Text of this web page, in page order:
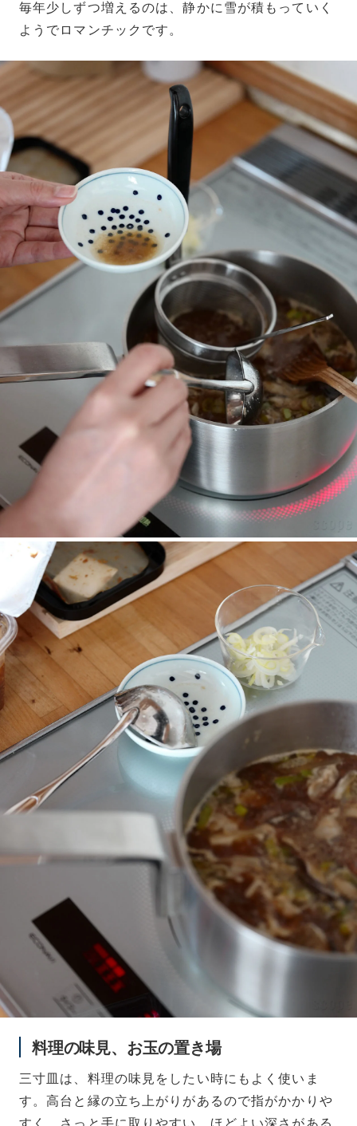
毎年少しずつ増えるのは、静かに雪が積もっていく
ようでロマンチックです。
料理の味見、お玉の置き場
三寸皿は、料理の味見をしたい時にもよく使いま
す。高台と縁の立ち上がりがあるので指がかかりや
すく、さっと手に取りやすい。ほどよい深さがある